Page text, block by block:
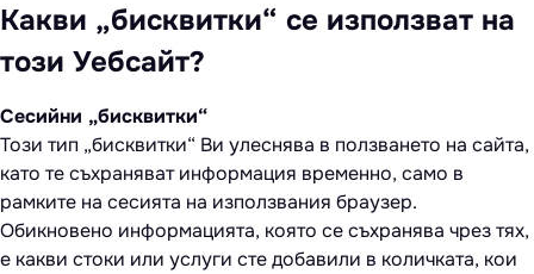
Какви „бисквитки“ се използват на
този Уебсайт?
Сесийни „бисквитки“
Този тип „бисквитки“ Ви улеснява в ползването на сайта,
като те съхраняват информация временно, само в
рамките на сесията на използвания браузер.
Обикновено информацията, която се съхранява чрез тях,
е какви стоки или услуги сте добавили в количката, кои